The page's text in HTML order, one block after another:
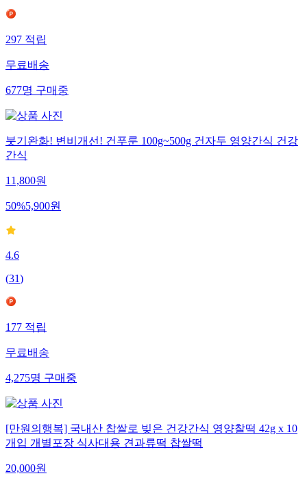
297적립
무료배송
677명구매중
붓기완화! 변비개선! 건푸룬 100g~500g 건자두 영양간식 건강
간식
11,800원
50%5,900원
4.6
(31)
177적립
무료배송
4,275명구매중
[만원의행복] 국내산 찹쌀로 빚은 건강간식 영양찰떡 42g x 10
개입 개별포장 식사대용 견과류떡 찹쌀떡
20,000원